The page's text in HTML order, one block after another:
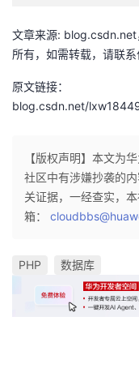
文章来源:
所有，如需转载，请联系
原文链接：
blog.csdn.net/
【版权声明】本文为
社区中有涉嫌抄袭的
关证据，一经查实，
箱：
PHP 数据库